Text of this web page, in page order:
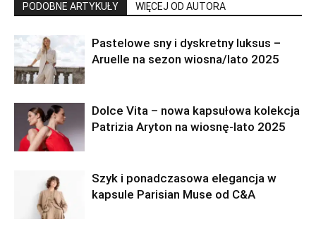
PODOBNE ARTYKUŁY WIĘCEJ OD AUTORA
Pastelowe sny i dyskretny luksus –
Aruelle na sezon wiosna/lato 2025
Dolce Vita – nowa kapsułowa kolekcja
Patrizia Aryton na wiosnę-lato 2025
Szyk i ponadczasowa elegancja w
kapsule Parisian Muse od C&A